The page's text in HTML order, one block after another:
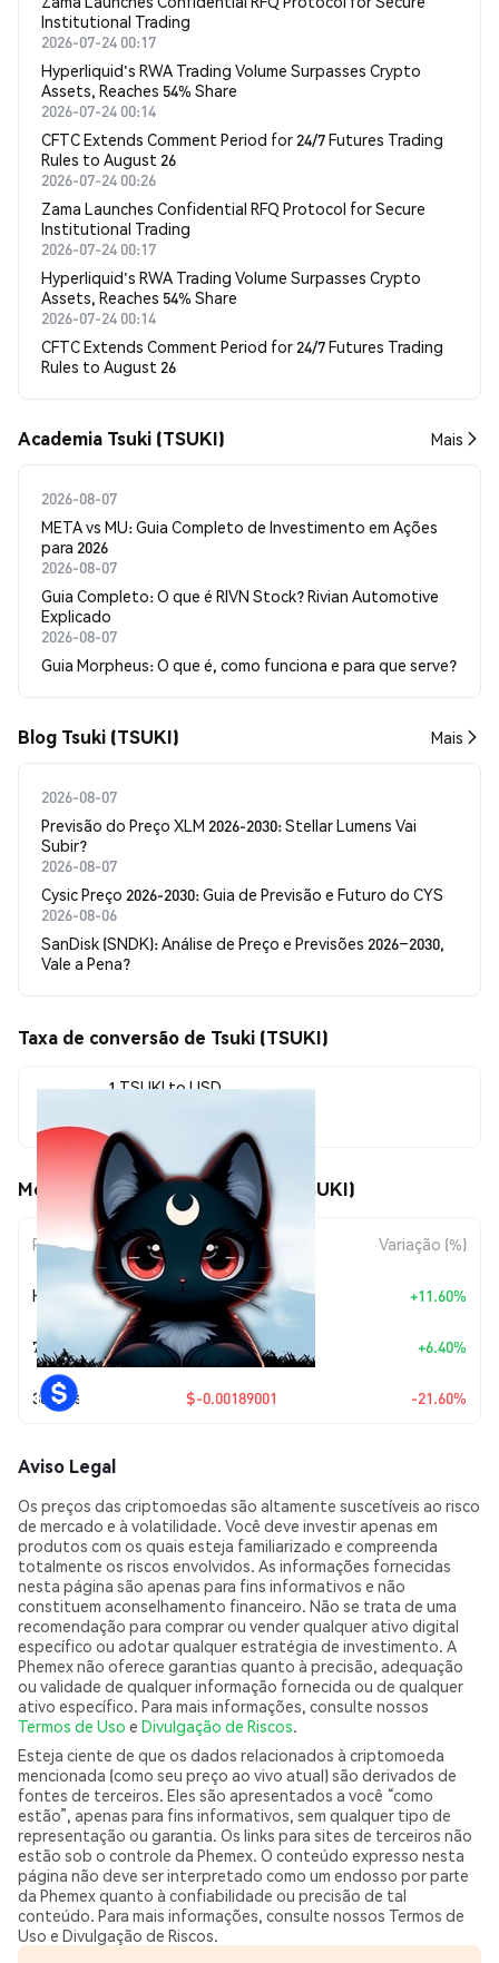
Institutional Trading
2026-07-24 00:17
Hyperliquid's RWA Trading Volume Surpasses Crypto
Assets, Reaches 54% Share
2026-07-24 00:14
CFTC Extends Comment Period for 24/7 Futures Trading
Rules to August 26
2026-07-24 00:26
Zama Launches Confidential RFQ Protocol for Secure
Institutional Trading
2026-07-24 00:17
Hyperliquid's RWA Trading Volume Surpasses Crypto
Assets, Reaches 54% Share
2026-07-24 00:14
CFTC Extends Comment Period for 24/7 Futures Trading
Rules to August 26
Academia Tsuki (TSUKI) Mais
2026-08-07
META vs MU: Guia Completo de Investimento em Ações
para 2026
2026-08-07
Guia Completo: O que é RIVN Stock? Rivian Automotive
Explicado
2026-08-07
Guia Morpheus: O que é, como funciona e para que serve?
Blog Tsuki (TSUKI) Mais
2026-08-07
Previsão do Preço XLM 2026-2030: Stellar Lumens Vai
Subir?
2026-08-07
Cysic Preço 2026-2030: Guia de Previsão e Futuro do CYS
2026-08-06
SanDisk (SNDK): Análise de Preço e Previsões 2026–2030,
Vale a Pena?
Taxa de conversão de Tsuki (TSUKI)
1 TSUKI to USD
$0.00686005
Movimentos de preço de Tsuki (TSUKI)
Período Variação do Valor Variação (%)
Hoje $0.00071305 +11.60%
7 Dias +$0.00041263 +6.40%
30 Dias $-0.00189001 -21.60%
Aviso Legal
Os preços das criptomoedas são altamente suscetíveis ao risco
de mercado e à volatilidade. Você deve investir apenas em
produtos com os quais esteja familiarizado e compreenda
totalmente os riscos envolvidos. As informações fornecidas
nesta página são apenas para fins informativos e não
constituem aconselhamento financeiro. Não se trata de uma
recomendação para comprar ou vender qualquer ativo digital
específico ou adotar qualquer estratégia de investimento. A
Phemex não oferece garantias quanto à precisão, adequação
ou validade de qualquer informação fornecida ou de qualquer
ativo específico. Para mais informações, consulte nossos
Termos de Uso e Divulgação de Riscos.
Esteja ciente de que os dados relacionados à criptomoeda
mencionada (como seu preço ao vivo atual) são derivados de
fontes de terceiros. Eles são apresentados a você “como
estão”, apenas para fins informativos, sem qualquer tipo de
representação ou garantia. Os links para sites de terceiros não
estão sob o controle da Phemex. O conteúdo expresso nesta
página não deve ser interpretado como um endosso por parte
da Phemex quanto à confiabilidade ou precisão de tal
conteúdo. Para mais informações, consulte nossos Termos de
Uso e Divulgação de Riscos.